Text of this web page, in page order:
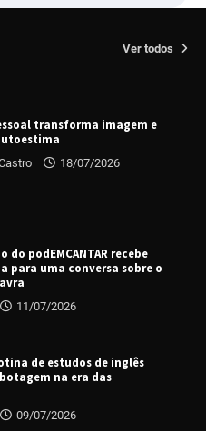
Ver todos
transforma imagem e
18/07/2026
do podEMCANTAR recebe
para uma conversa sobre o
11/07/2026
de estudos de inglês
na era das
09/07/2026